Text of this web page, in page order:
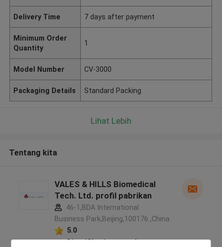
Delivery Time 7 days after payment
Minimum Order
Quantity
1
Model Number CV-3000
Packaging Details Standard Packing
Lihat Lebih
Tentang kita
VALES & HILLS Biomedical
Tech. Ltd. profil pabrikan
46-1,BDA International
Business Park,Beijing,100176 ,China
5.0
Diverifikasi pemasok